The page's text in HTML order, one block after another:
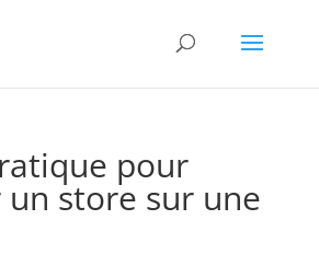
pour
store sur une